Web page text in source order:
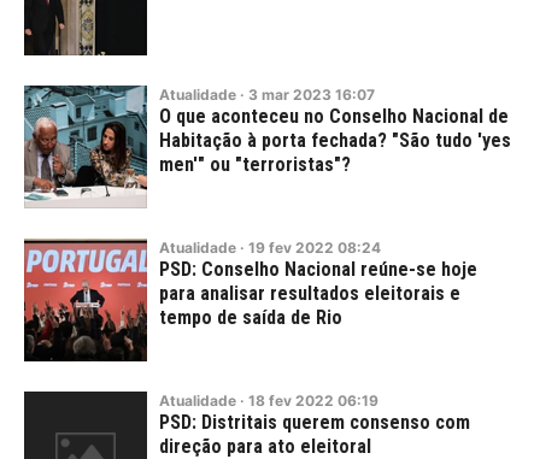
Atualidade · 3 mar 2023 16:07
O que aconteceu no Conselho Nacional de
Habitação à porta fechada? "São tudo 'yes
men'" ou "terroristas"?
Atualidade · 19 fev 2022 08:24
PSD: Conselho Nacional reúne-se hoje
para analisar resultados eleitorais e
tempo de saída de Rio
Atualidade · 18 fev 2022 06:19
PSD: Distritais querem consenso com
direção para ato eleitoral